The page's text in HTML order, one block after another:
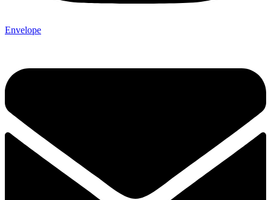
Envelope